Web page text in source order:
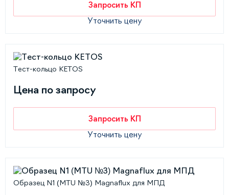
Запросить КП
Уточнить цену
Тест-кольцо KETOS
Цена по запросу
Запросить КП
Уточнить цену
Образец N1 (MTU №3) Magnaflux для МПД